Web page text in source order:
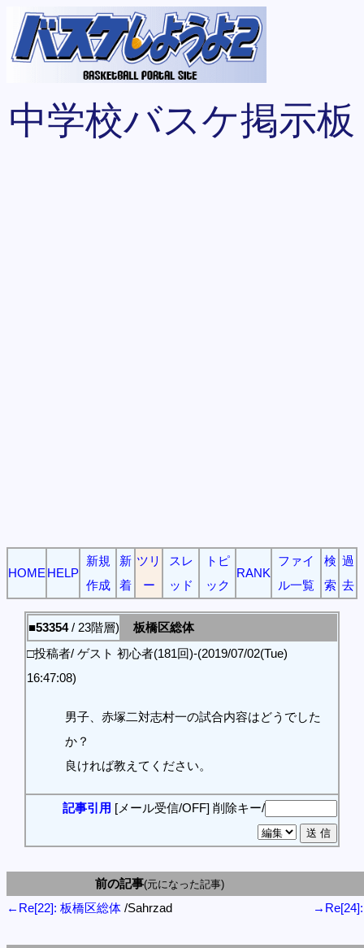
中学校バスケ掲示板
HOME HELP
新規
作成
新
着
ツリ
ー
スレ
ッド
トピ
ック
RANK
ファイ
ル一覧
検
索
過
去
■53354/ 23階層)
板橋区総体
□投稿者/ ゲスト 初心者(181回)-(2019/07/02(Tue)
16:47:08)
男子、赤塚二対志村一の試合内容はどうでした
か？
良ければ教えてください。
記事引用 [メール受信/OFF] 削除キー/
前の記事(元になった記事)
←Re[22]: 板橋区総体 /Sahrzad